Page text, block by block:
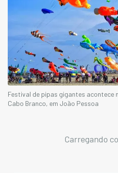
Festival de pipas gigantes acontece
Cabo Branco, em João Pessoa
Carregando